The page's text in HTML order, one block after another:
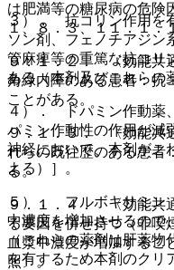
３）． 抗コリン作用を
ソン剤、フェノチアジン
管麻痺等の重篤な抗コリ
ある（本剤及びこれらの
４）． ドパミン作動薬
パミン作動性の作用が減
神経において、本剤がこ
よる）］。
５）． フルボキサミン
中濃度を増加させるので
（これらの薬剤は肝薬物
を有するため本剤のクリ
は肥満等の糖尿病の危険
１、８．３、１１．１．
９．１．２． 〈効能共
角緑内障のある患者：抗
ことがある。
９．１．３． 〈効能共
れらの既往歴のある患者
る。
９．１．４． 〈効能共
る要因を併せ持つ（非喫
血漿中濃度が増加するこ
照〕。